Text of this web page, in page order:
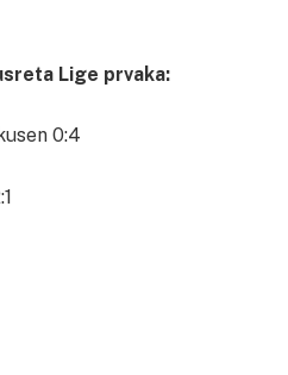
Lige prvaka:
0:4